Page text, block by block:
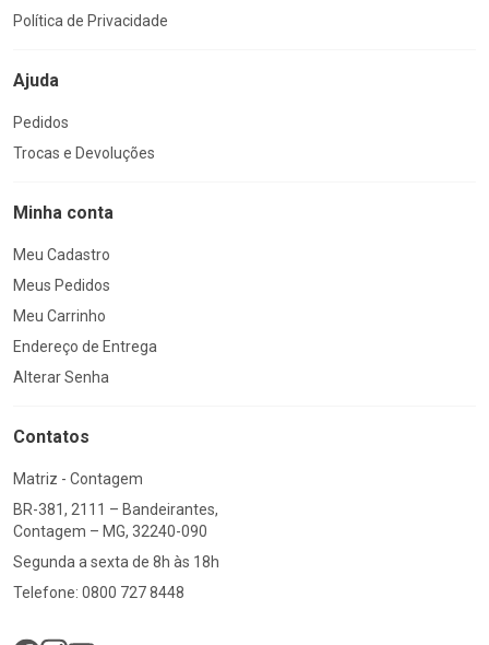
Política de Privacidade
Ajuda
Pedidos
Trocas e Devoluções
Minha conta
Meu Cadastro
Meus Pedidos
Meu Carrinho
Endereço de Entrega
Alterar Senha
Contatos
Matriz - Contagem
BR-381, 2111 – Bandeirantes,
Contagem – MG, 32240-090
Segunda a sexta de 8h às 18h
Telefone: 0800 727 8448